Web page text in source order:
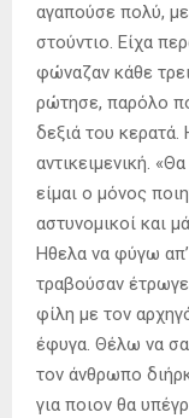
αγαπούσε πολύ,
στούντιο. Είχα
φώναζαν κάθε
ρώτησε, παρόλο
δεξιά του
αντικειμενική.
είμαι ο μόνος
αστυνομικοί και
Ηθελα να φύγω απ’
τραβούσαν
φίλη με τον
έφυγα. Θέλω να
τον άνθρωπο
για ποιον θα